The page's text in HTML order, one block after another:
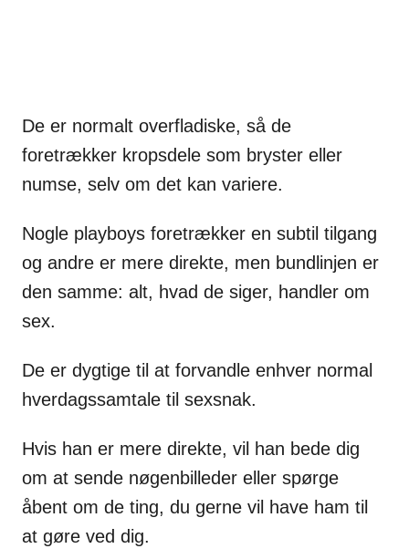
De er normalt overfladiske, så de
foretrækker kropsdele som bryster eller
numse, selv om det kan variere.
Nogle playboys foretrækker en subtil tilgang
og andre er mere direkte, men bundlinjen er
den samme: alt, hvad de siger, handler om
sex.
De er dygtige til at forvandle enhver normal
hverdagssamtale til sexsnak.
Hvis han er mere direkte, vil han bede dig
om at sende nøgenbilleder eller spørge
åbent om de ting, du gerne vil have ham til
at gøre ved dig.